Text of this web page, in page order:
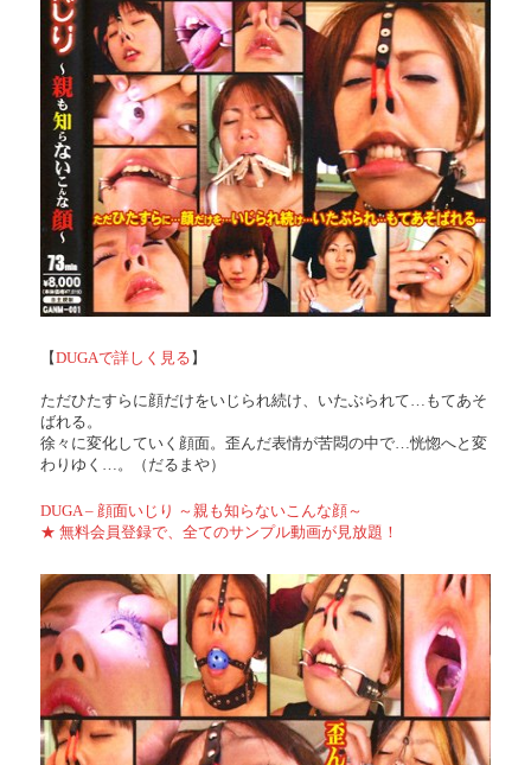
【DUGAで詳しく見る 】
ただひたすらに顔だけをいじられ続け、いたぶられて…もてあそ
ばれる。
徐々に変化していく顔面。歪んだ表情が苦悶の中で…恍惚へと変
わりゆく…。（だるまや）
DUGA – 顔面いじり ～親も知らないこんな顔～
★ 無料会員登録で、全てのサンプル動画が見放題！